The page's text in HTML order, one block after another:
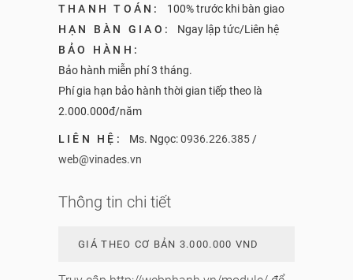
THANH TOÁN:
100% trước khi bàn giao
HẠN BÀN GIAO:
Ngay lập tức/Liên hệ
BẢO HÀNH:
Bảo hành miễn phí 3 tháng.
Phí gia hạn bảo hành thời gian tiếp theo là
2.000.000đ/năm
LIÊN HỆ: Ms. Ngọc:0936.226.385 /
web@vinades.vn
Thông tin chi tiết
GIÁ THEO CƠ BẢN 3.000.000 VND